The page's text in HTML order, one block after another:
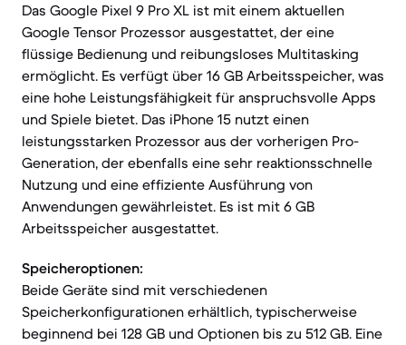
Das Google Pixel 9 Pro XL ist mit einem aktuellen
Google Tensor Prozessor ausgestattet, der eine
flüssige Bedienung und reibungsloses Multitasking
ermöglicht. Es verfügt über 16 GB Arbeitsspeicher, was
eine hohe Leistungsfähigkeit für anspruchsvolle Apps
und Spiele bietet. Das iPhone 15 nutzt einen
leistungsstarken Prozessor aus der vorherigen Pro-
Generation, der ebenfalls eine sehr reaktionsschnelle
Nutzung und eine effiziente Ausführung von
Anwendungen gewährleistet. Es ist mit 6 GB
Arbeitsspeicher ausgestattet.
Speicheroptionen:
Beide Geräte sind mit verschiedenen
Speicherkonfigurationen erhältlich, typischerweise
beginnend bei 128 GB und Optionen bis zu 512 GB. Eine